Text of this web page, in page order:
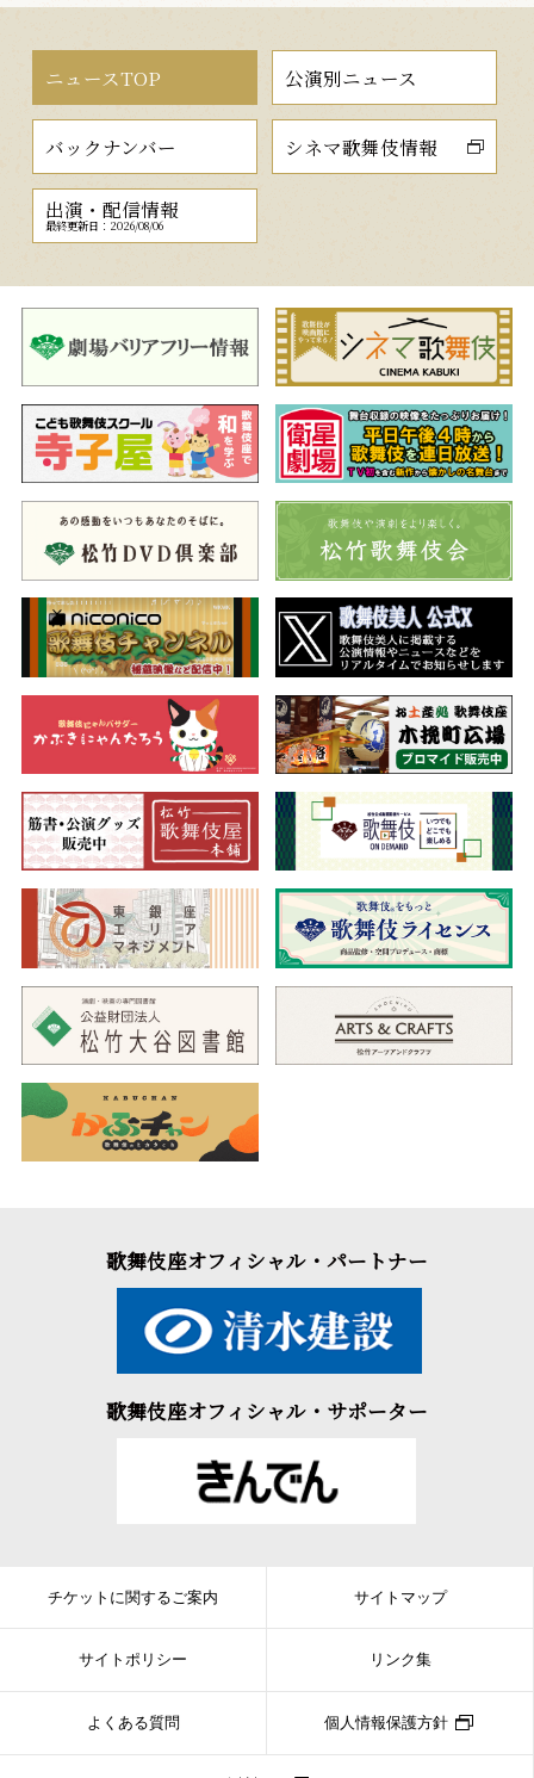
ニュースTOP 公演別ニュース
バックナンバー シネマ歌舞伎情報
出演・配信情報
最終更新日：2026/08/06
歌舞伎座オフィシャル・パートナー
歌舞伎座オフィシャル・サポーター
チケットに関するご案内 サイトマップ
サイトポリシー リンク集
よくある質問 個人情報保護方針